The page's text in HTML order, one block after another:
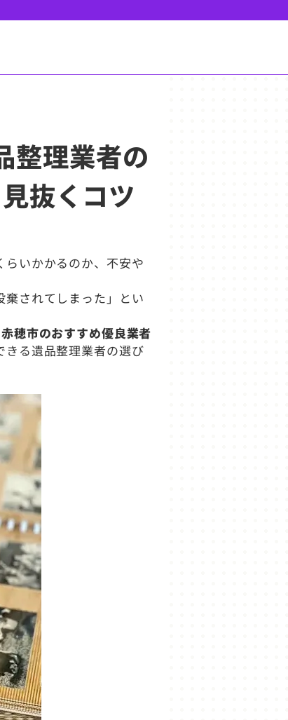
整理業者の
抜くコツ
いかかるのか、不安や
棄されてしまった」とい
穂市のおすすめ優良業者
きる遺品整理業者の選び